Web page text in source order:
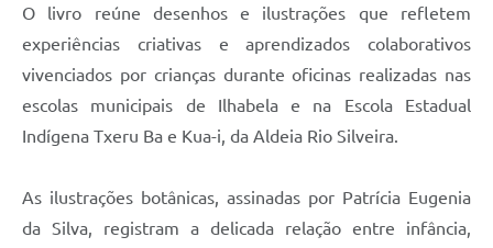
O livro reúne desenhos e ilustrações que refletem
experiências criativas e aprendizados colaborativos
vivenciados por crianças durante oficinas realizadas nas
escolas municipais de Ilhabela e na Escola Estadual
Indígena Txeru Ba e Kua-i, da Aldeia Rio Silveira.
As ilustrações botânicas, assinadas por Patrícia Eugenia
da Silva, registram a delicada relação entre infância,